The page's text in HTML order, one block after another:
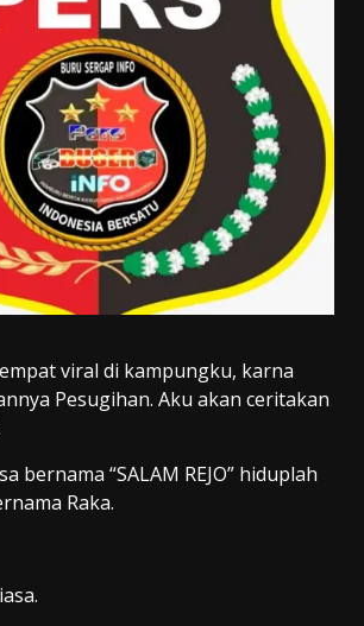
viral di kampungku, karna
Pesugihan. Aku akan ceritakan
bernama “SALAM REJO” hiduplah
Raka.